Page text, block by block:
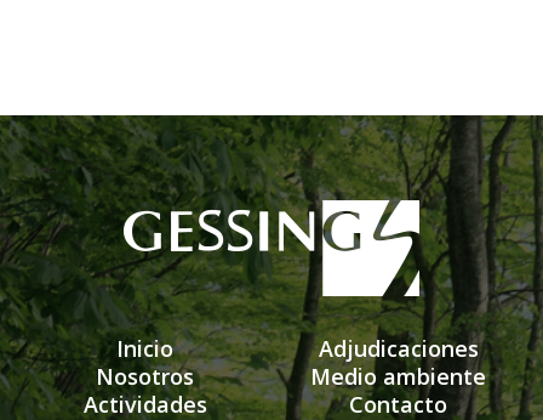
Inicio
Nosotros
Actividades
Adjudicaciones
Medio ambiente
Contacto